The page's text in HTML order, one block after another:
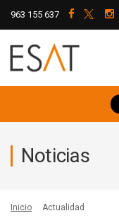
963 155 637
Noticias
Inicio Actualidad